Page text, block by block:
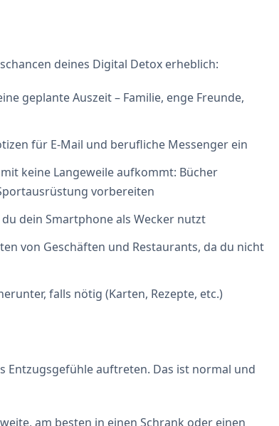
deines Digital Detox erheblich:
geplante Auszeit – Familie, enge Freunde,
für E-Mail und berufliche Messenger ein
keine Langeweile aufkommt: Bücher
vorbereiten
dein Smartphone als Wecker nutzt
von Geschäften und Restaurants, da du nicht
falls nötig (Karten, Rezepte, etc.)
Entzugsgefühle auftreten. Das ist normal und
am besten in einen Schrank oder einen